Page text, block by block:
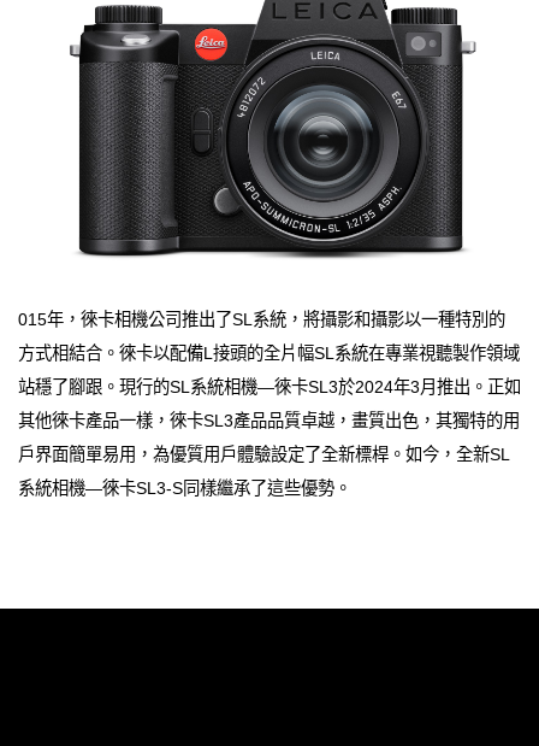
015年，徠卡相機公司推出了SL系統，將攝影和攝影以一種特別的
方式相結合。徠卡以配備L接頭的全片幅SL系統在專業視聽製作領域
站穩了腳跟。現行的SL系統相機—徠卡SL3於2024年3月推出。正如
其他徠卡產品一樣，徠卡SL3產品品質卓越，畫質出色，其獨特的用
戶界面簡單易用，為優質用戶體驗設定了全新標桿。如今，全新SL
系統相機—徠卡SL3-S同樣繼承了這些優勢。